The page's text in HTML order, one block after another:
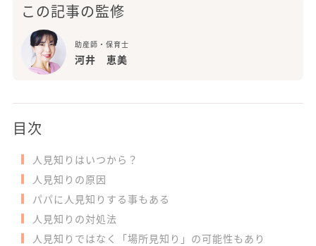
この記事の監修
助産師・保育士
河井 恵美
目次
人見知りはいつから？
人見知りの原因
パパに人見知りする事もある
人見知りの対処法
人見知りではなく「場所見知り」の可能性もあり